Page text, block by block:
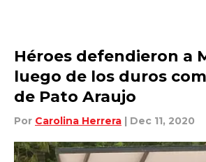
Héroes defendieron a
luego de los duros
de Pato Araujo
Por Carolina Herrera | Dec 11, 2020